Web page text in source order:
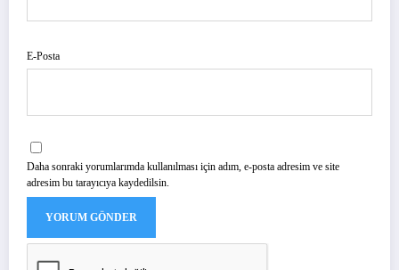
E-Posta
Daha sonraki yorumlarımda kullanılması için adım, e-posta adresim ve site
adresim bu tarayıcıya kaydedilsin.